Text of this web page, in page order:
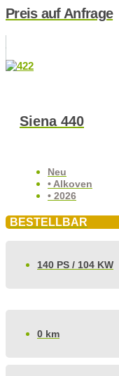
Preis auf Anfrage
Siena 440
Neu
• Alkoven
• 2026
BESTELLBAR
140 PS / 104 KW
0 km